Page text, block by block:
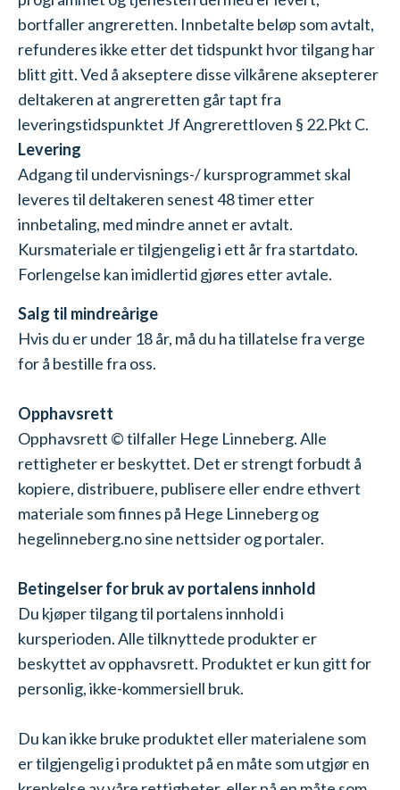
bortfaller angreretten. Innbetalte beløp som avtalt,
refunderes ikke etter det tidspunkt hvor tilgang har
blitt gitt. Ved å akseptere disse vilkårene aksepterer
deltakeren at angreretten går tapt fra
leveringstidspunktet Jf Angrerettloven § 22.Pkt C.
Levering
Adgang til undervisnings-/ kursprogrammet skal
leveres til deltakeren senest 48 timer etter
innbetaling, med mindre annet er avtalt.
Kursmateriale er tilgjengelig i ett år fra startdato.
Forlengelse kan imidlertid gjøres etter avtale.
Salg til mindreårige
Hvis du er under 18 år, må du ha tillatelse fra verge
for å bestille fra oss.
Opphavsrett
Opphavsrett © tilfaller Hege Linneberg. Alle
rettigheter er beskyttet. Det er strengt forbudt å
kopiere, distribuere, publisere eller endre ethvert
materiale som finnes på Hege Linneberg og
hegelinneberg.no sine nettsider og portaler.
Betingelser for bruk av portalens innhold
Du kjøper tilgang til portalens innhold i
kursperioden. Alle tilknyttede produkter er
beskyttet av opphavsrett. Produktet er kun gitt for
personlig, ikke-kommersiell bruk.
Du kan ikke bruke produktet eller materialene som
er tilgjengelig i produktet på en måte som utgjør en